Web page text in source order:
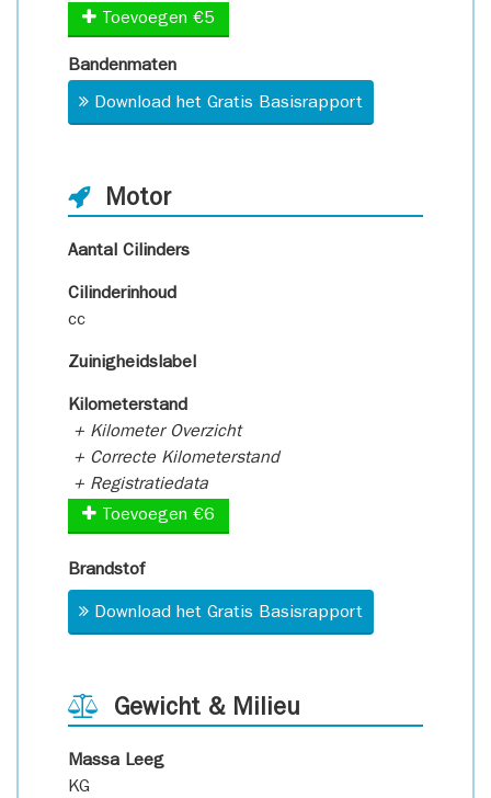
Toevoegen €5
Bandenmaten
Download het Gratis Basisrapport
Motor
Aantal Cilinders
Cilinderinhoud
cc
Zuinigheidslabel
Kilometerstand
+ Kilometer Overzicht
+ Correcte Kilometerstand
+ Registratiedata
Toevoegen €6
Brandstof
Download het Gratis Basisrapport
Gewicht & Milieu
Massa Leeg
KG